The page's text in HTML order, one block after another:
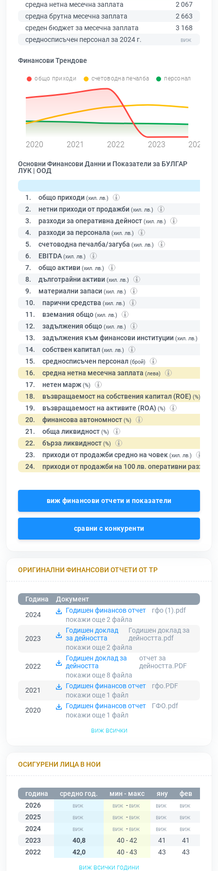
средна нетна месечна заплата
2 067
средна брутна месечна заплата
2 663
среден бюджет за месечна заплата
3 168
средносписъчен персонал за 2024 г.
Финансови Трендове
общо приходи счетоводна печалба персонал
2020 2021 2022 2023 2024
Основни Финансови Данни и Показатели за БУЛГАР
ЛУК | ООД
1. общо приходи (хил. лв.)
2. нетни приходи от продажби (хил. лв.)
3. разходи за оперативна дейност (хил. лв.)
4. разходи за персонала (хил. лв.)
5. счетоводна печалба/загуба (хил. лв.)
6. EBITDA (хил. лв.)
7. общо активи (хил. лв.)
8. дълготрайни активи (хил. лв.)
9. материални запаси (хил. лв.)
10. парични средства (хил. лв.)
11. вземания общо (хил. лв.)
12. задължения общо (хил. лв.)
13. задължения към финансови институции (хил. лв.)
14. собствен капитал (хил. лв.)
15. средносписъчен персонал (брой)
16. средна нетна месечна заплата (лева)
17. нетен марж (%)
18. възвращаемост на собствения капитал (ROE) (%)
19. възвращаемост на активите (ROA) (%)
20. финансова автономност (%)
21. обща ликвидност (%)
22. бърза ликвидност (%)
23. приходи от продажби средно на човек (хил. лв.)
24. приходи от продажби на 100 лв. оперативни разходи
виж финансови отчети и показатели
сравни с конкуренти
ОРИГИНАЛНИ ФИНАНСОВИ ОТЧЕТИ ОТ ТР
Година
Документ
2024
Годишен финансов отчет
гфо (1).pdf
покажи още 2файла
2023
Годишен доклад
за дейността
Годишен доклад за
дейността.pdf
покажи още 2файла
2022
Годишен доклад за
дейността
отчет за
дейността.PDF
покажи още 8 файла
2021
Годишен финансов отчет
гфо.PDF
покажи още 1 файл
2020
Годишен финансов отчет
ГФО.pdf
покажи още 1 файл
виж всички
ОСИГУРЕНИ ЛИЦА В НОИ
година средно год. мин - макс яну фев
2026
-
2025
-
2024
-
2023
40,8 40 - 42 41 41
2022
42,0 40 - 43 43 43
виж всички години